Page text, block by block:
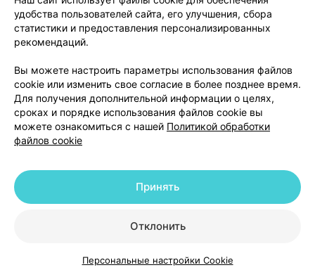
КаталогКорзинаИзбранноеПрофиль
уровней мочевины и креатинина в сыворотке
крови, снижение уровня глюкозы в крови.
Нечастые нежелательные реакции
наблюдаться менее чему 1 из 100 человек):
сонливость, головная боль, нарушения сна,
сердцебиение, стенокардия (ощущение
сдавливания в груди),
боль в животе, запор, диарея, тошнота, рвота,
зуд, сыпь, крапивница (зудящая красная сыпь,
сопровождающаяся воспалением кожи),
наблюдаться менее чему 1 из 1000 человек):
удобства пользователей сайта, его улучшения, сбора
статистики и предоставления персонализированных
рекомендаций.
Вы можете настроить параметры использования файлов
cookie или изменить свое согласие в более позднее время.
Для получения дополнительной информации о целях,
сроках и порядке использования файлов cookie вы
можете ознакомиться с нашей Политикой обработки
файлов cookie
Отклонить
Принять
Персональные настройки Cookie